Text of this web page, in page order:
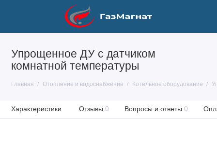
Упрощенное ДУ с датчиком
комнатной температуры
Главная Отопление и водоснабжение Котельное оборудование
Характеристики Отзывы 0 Вопросы и ответы 0